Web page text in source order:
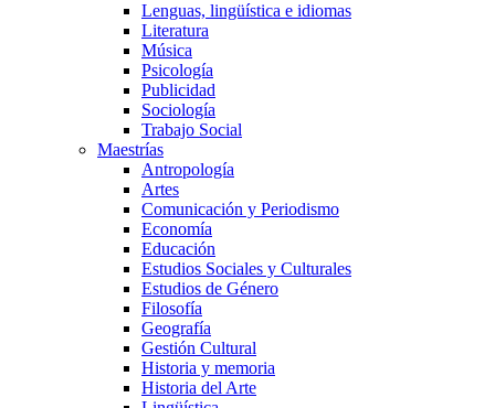
Lenguas, lingüística e idiomas
Literatura
Música
Psicología
Publicidad
Sociología
Trabajo Social
Maestrías
Antropología
Artes
Comunicación y Periodismo
Economía
Educación
Estudios Sociales y Culturales
Estudios de Género
Filosofía
Geografía
Gestión Cultural
Historia y memoria
Historia del Arte